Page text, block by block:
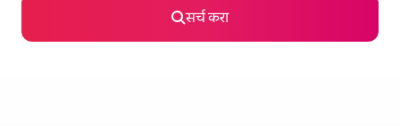
सर्च करा